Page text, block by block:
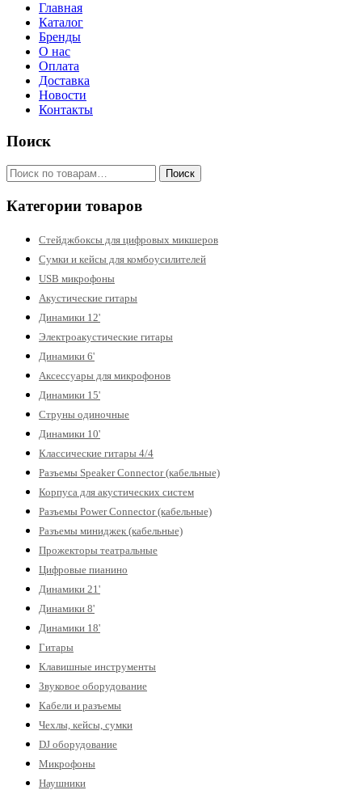
Главная
Каталог
Бренды
О нас
Оплата
Доставка
Новости
Контакты
Поиск
Искать: Поиск
Категории товаров
Стейджбоксы для цифровых микшеров
Сумки и кейсы для комбоусилителей
USB микрофоны
Акустические гитары
Динамики 12'
Электроакустические гитары
Динамики 6'
Аксессуары для микрофонов
Динамики 15'
Струны одиночные
Динамики 10'
Классические гитары 4/4
Разъемы Speaker Connector (кабельные)
Корпуса для акустических систем
Разъемы Power Connector (кабельные)
Разъемы миниджек (кабельные)
Прожекторы театральные
Цифровые пианино
Динамики 21'
Динамики 8'
Динамики 18'
Гитары
Клавишные инструменты
Звуковое оборудование
Кабели и разъемы
Чехлы, кейсы, сумки
DJ оборудование
Микрофоны
Наушники